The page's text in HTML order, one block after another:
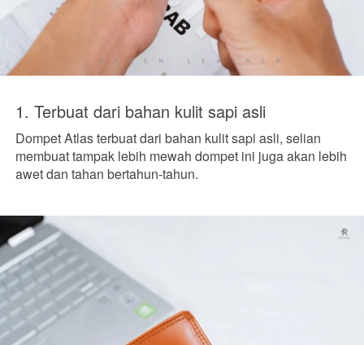
1. Terbuat dari bahan kulit sapi asli
Dompet Atlas terbuat dari bahan kulit sapi asli, selian
membuat tampak lebih mewah dompet ini juga akan lebih
awet dan tahan bertahun-tahun.